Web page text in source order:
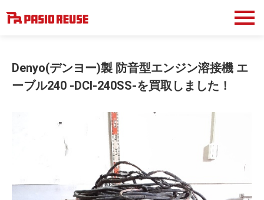
Denyo(デンヨー)製 防音型エンジン溶接機 エ
ーブル240 -DCI-240SS-を買取しました！